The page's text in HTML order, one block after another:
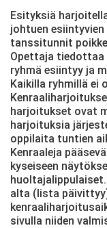
Esityksiä
johtuen esiintyvien
tanssitunnit
Opettaja
ryhmä esiintyy ja
Kaikilla ryhmillä ei
harjoitukset ovat
harjoituksia
oppilaita tuntien
Kenraaleja
kyseiseen
alta (lista
sivulla niiden